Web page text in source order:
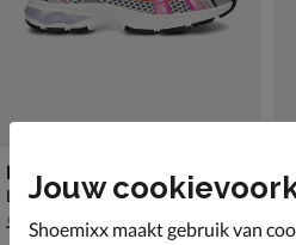
Nelson Kids
Lage sneakers - zilver
van € 59,99 vanaf € 38,49
59 99 38
Jouw
Shoemixx maakt gebruik van